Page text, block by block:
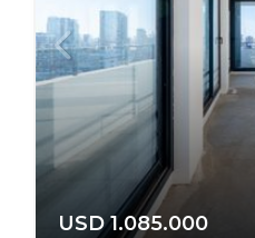
USD 1.085.000